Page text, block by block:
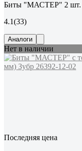
Биты "МАСТЕР" 2 шт.
4.1(33)
Аналоги
Нет в наличии
Последняя цена